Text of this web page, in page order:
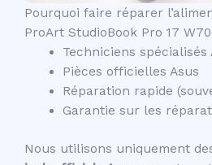
Pourquoi faire réparer
ProArt StudioBook Pro 17
Techniciens spécialisés
Pièces officielles Asus
Réparation rapide
Garantie sur les
Nous utilisons uniquement